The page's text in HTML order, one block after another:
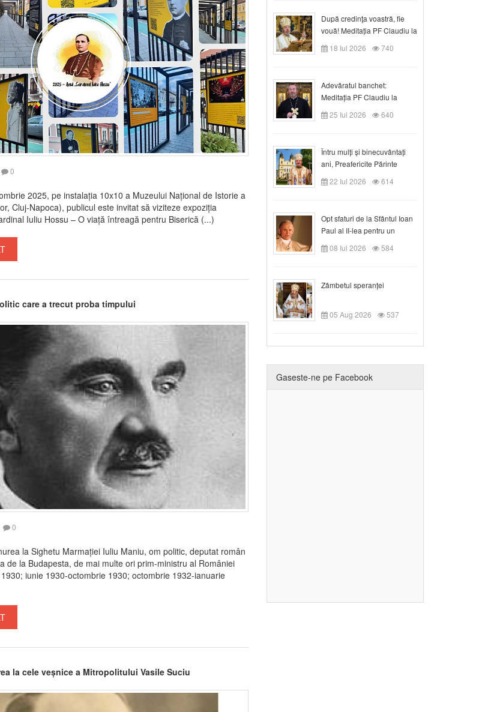
0
2025, pe instalația 10x10 a Muzeului Național de Istorie a
Cluj-Napoca), publicul este invitat să viziteze expoziția
Iuliu Hossu – O viață întreagă pentru Biserică (...)
care a trecut proba timpului
0
la Sighetu Marmației Iuliu Maniu, om politic, deputat român
de la Budapesta, de mai multe ori prim-ministru al României
iunie 1930-octombrie 1930; octombrie 1932-ianuarie
la cele veșnice a Mitropolitului Vasile Suciu
După credinţa voastră, fie
vouă! Meditația PF Claudiu la
duminica a VII-a după Rusalii
18 Iul 2026 740
Adevăratul banchet:
Meditația PF Claudiu la
Duminica a VIII-a după
Rusalii
25 Iul 2026 640
Întru mulți și binecuvântați
ani, Preafericite Părinte
Claudiu!
22 Iul 2026 614
Opt sfaturi de la Sfântul Ioan
Paul al II-lea pentru un
creștin
08 Iul 2026 584
Zâmbetul speranței
05 Aug 2026 537
Gaseste-ne pe Facebook